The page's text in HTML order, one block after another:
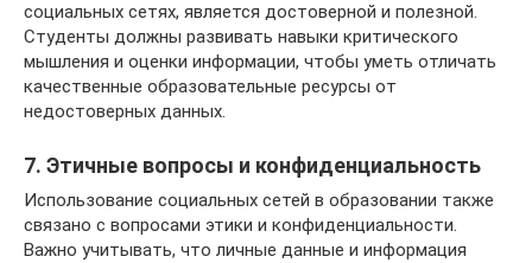
социальных сетях, является достоверной и полезной.
Студенты должны развивать навыки критического
мышления и оценки информации, чтобы уметь отличать
качественные образовательные ресурсы от
недостоверных данных.
7. Этичные вопросы и конфиденциальность
Использование социальных сетей в образовании также
связано с вопросами этики и конфиденциальности.
Важно учитывать, что личные данные и информация